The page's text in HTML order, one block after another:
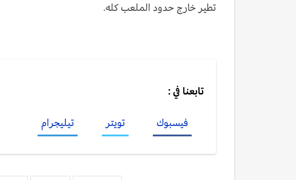
تطير خارج حدود الملعب كله.
تابعنا في :
فيسبوك تويتر تيليجرام